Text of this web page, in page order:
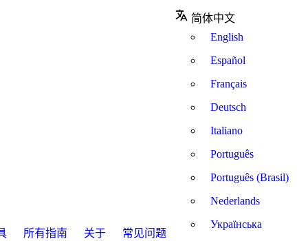
所有指南 关于 常见问题
简体中文
English
Español
Français
Deutsch
Italiano
Português
Português (Brasil)
Nederlands
Українська